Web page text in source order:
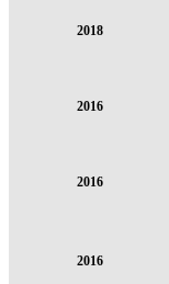
2018
2016
2016
2016